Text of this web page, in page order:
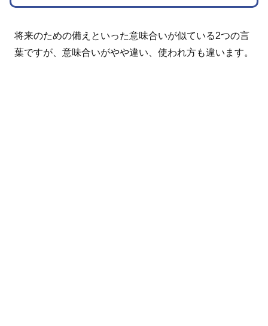
将来のための備えといった意味合いが似ている2つの言
葉ですが、意味合いがやや違い、使われ方も違います。